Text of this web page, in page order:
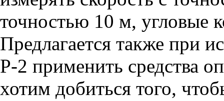
точностью 10 м, угловые
Предлагается также при
Р-2 применить средства
хотим добиться того,